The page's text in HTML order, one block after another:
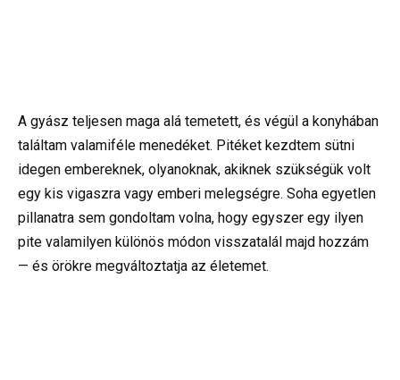
A gyász teljesen maga alá temetett, és végül a konyhában
találtam valamiféle menedéket. Pitéket kezdtem sütni
idegen embereknek, olyanoknak, akiknek szükségük volt
egy kis vigaszra vagy emberi melegségre. Soha egyetlen
pillanatra sem gondoltam volna, hogy egyszer egy ilyen
pite valamilyen különös módon visszatalál majd hozzám
— és örökre megváltoztatja az életemet.